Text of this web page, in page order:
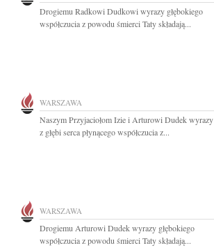
Drogiemu Radkowi Dudkowi wyrazy głębokiego
współczucia z powodu śmierci Taty składają...
WARSZAWA
Naszym Przyjaciołom Izie i Arturowi Dudek wyrazy
z głębi serca płynącego współczucia z...
WARSZAWA
Drogiemu Arturowi Dudek wyrazy głębokiego
współczucia z powodu śmierci Taty składają...